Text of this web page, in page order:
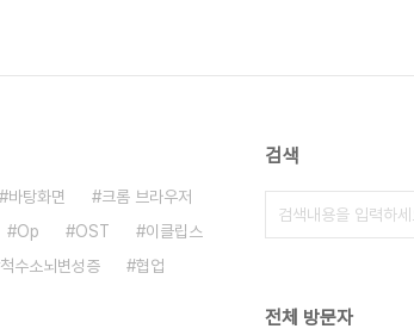
바탕화면
크롬 브라우저
Op OST
이클립스
척수소뇌변성증
협업
검색
전체 방문자